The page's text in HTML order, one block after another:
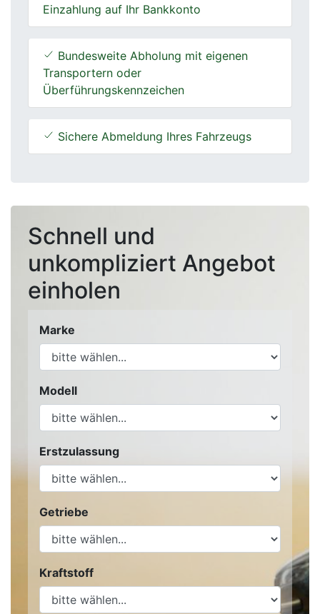
Einzahlung auf Ihr Bankkonto
Bundesweite Abholung mit eigenen
Transportern oder
Überführungskennzeichen
Sichere Abmeldung Ihres Fahrzeugs
Schnell und
unkompliziert Angebot
einholen
Marke
Modell
Erstzulassung
Getriebe
Kraftstoff